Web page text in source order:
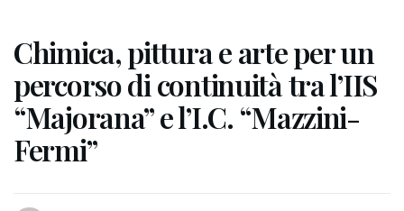
Chimica, pittura e arte per un
percorso di continuità tra l’IIS
“Majorana” e l’I.C. “Mazzini-
Fermi”